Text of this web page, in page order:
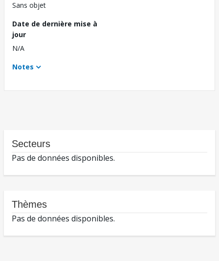
Sans objet
Date de dernière mise à
jour
N/A
Notes
Secteurs
Pas de données disponibles.
Thèmes
Pas de données disponibles.